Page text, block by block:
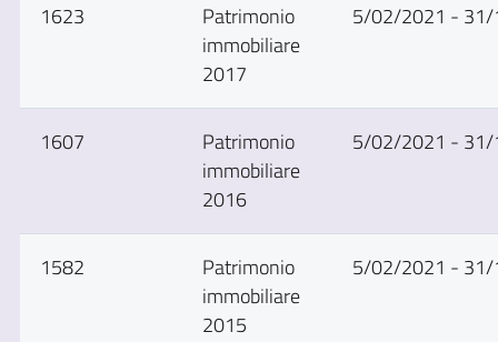
1623
Patrimonio
immobiliare
2017
5/02/2021 -
1607
Patrimonio
immobiliare
2016
5/02/2021 -
1582
Patrimonio
immobiliare
2015
5/02/2021 -